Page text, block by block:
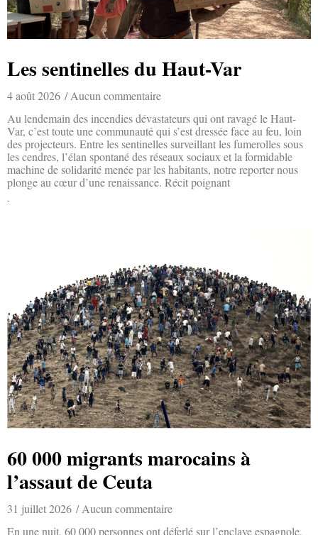
Les sentinelles du Haut-Var
4 août 2026
Aucun commentaire
Au lendemain des incendies dévastateurs qui ont ravagé le Haut-
Var, c’est toute une communauté qui s’est dressée face au feu, loin
des projecteurs. Entre les sentinelles surveillant les fumerolles sous
les cendres, l’élan spontané des réseaux sociaux et la formidable
machine de solidarité menée par les habitants, notre reporter nous
plonge au cœur d’une renaissance. Récit poignant
60 000 migrants marocains à
l’assaut de Ceuta
31 juillet 2026
Aucun commentaire
En une nuit, 60 000 personnes ont déferlé sur l’enclave espagnole,